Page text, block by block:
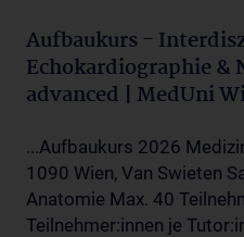
Aufbaukurs -
Echokardiographie
advanced | MedUni
...Aufbaukurs 2026
1090 Wien, Van Swieten
Anatomie Max. 40
Teilnehmer:innen je